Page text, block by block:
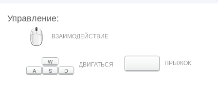
Управление:
МЫШЬ
ВЗАИМОДЕЙСТВИЕ
W
A
S D
ДВИГАТЬСЯ ПРОБЕЛПРЫЖОК